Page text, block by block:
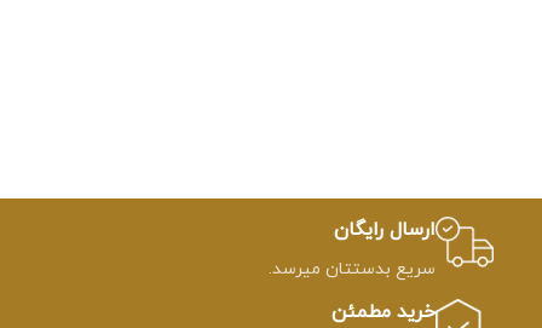
ارسال رایگان
سریع بدستتان میرسد.
خرید مطمئن